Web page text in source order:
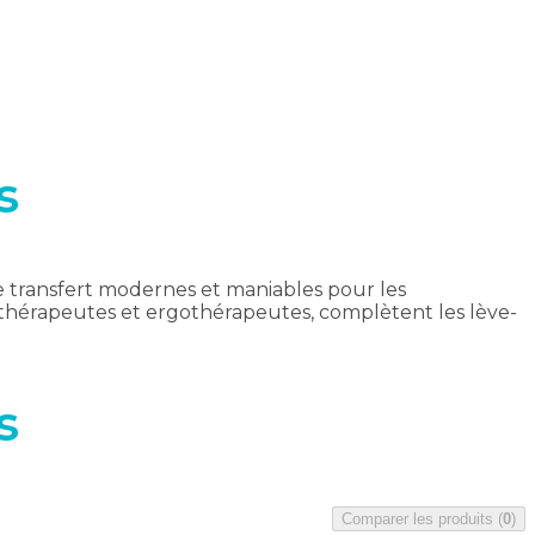
transfert modernes et maniables pour les
et ergothérapeutes, complètent les lève-
Comparer les produits (0)